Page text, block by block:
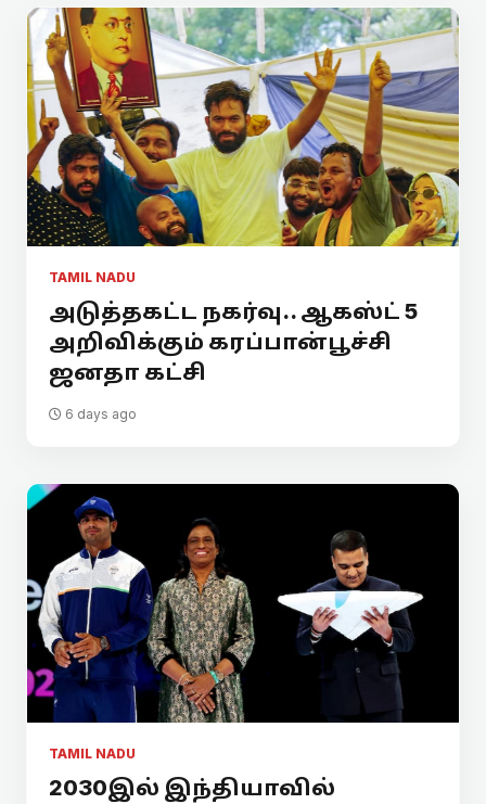
TAMIL NADU
அடுத்தகட்ட நகர்வு.. ஆகஸ்ட் 5
அறிவிக்கும் கரப்பான்பூச்சி
ஜனதா கட்சி
6 days ago
TAMIL NADU
2030இல் இந்தியாவில்